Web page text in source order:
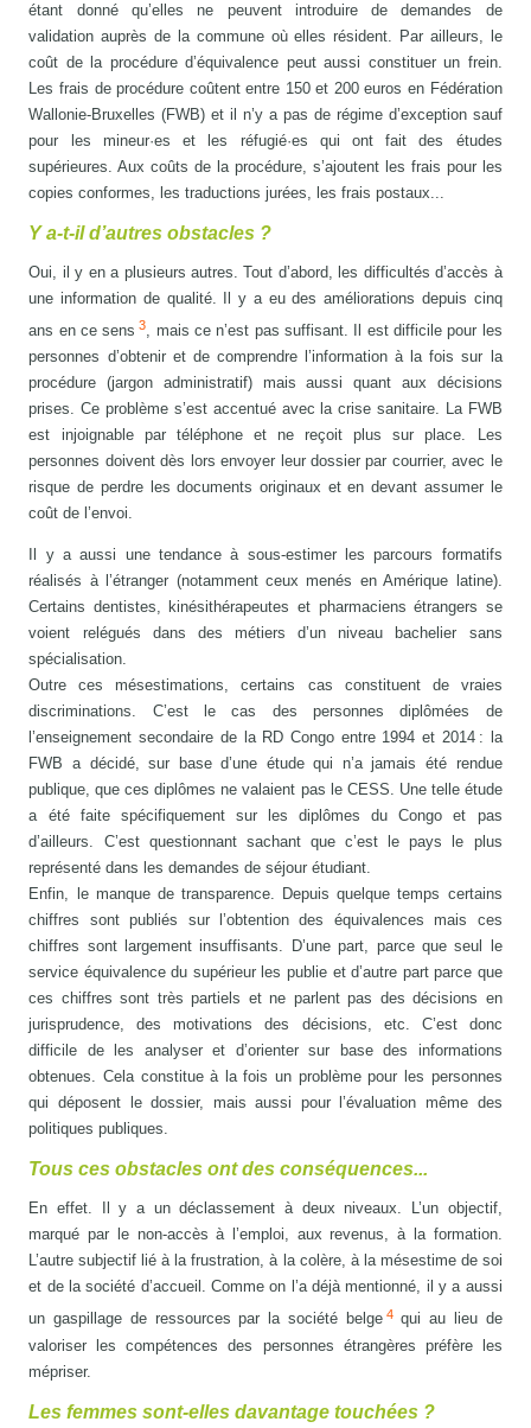
étant donné qu’elles ne peuvent introduire de demandes de
validation auprès de la commune où elles résident. Par ailleurs, le
coût de la procédure d’équivalence peut aussi constituer un frein.
Les frais de procédure coûtent entre 150 et 200 euros en Fédération
Wallonie-Bruxelles (FWB) et il n’y a pas de régime d’exception sauf
pour les mineur·es et les réfugié·es qui ont fait des études
supérieures. Aux coûts de la procédure, s’ajoutent les frais pour les
copies conformes, les traductions jurées, les frais postaux...
Y a-t-il d’autres obstacles ?
Oui, il y en a plusieurs autres. Tout d’abord, les difficultés d’accès à
une information de qualité. Il y a eu des améliorations depuis cinq
ans en ce sens3, mais ce n’est pas suffisant. Il est difficile pour les
personnes d’obtenir et de comprendre l’information à la fois sur la
procédure (jargon administratif) mais aussi quant aux décisions
prises. Ce problème s’est accentué avec la crise sanitaire. La FWB
est injoignable par téléphone et ne reçoit plus sur place. Les
personnes doivent dès lors envoyer leur dossier par courrier, avec le
risque de perdre les documents originaux et en devant assumer le
coût de l’envoi.
Il y a aussi une tendance à sous-estimer les parcours formatifs
réalisés à l’étranger (notamment ceux menés en Amérique latine).
Certains dentistes, kinésithérapeutes et pharmaciens étrangers se
voient relégués dans des métiers d’un niveau bachelier sans
spécialisation.
Outre ces mésestimations, certains cas constituent de vraies
discriminations. C’est le cas des personnes diplômées de
l’enseignement secondaire de la RD Congo entre 1994 et 2014 : la
FWB a décidé, sur base d’une étude qui n’a jamais été rendue
publique, que ces diplômes ne valaient pas le CESS. Une telle étude
a été faite spécifiquement sur les diplômes du Congo et pas
d’ailleurs. C’est questionnant sachant que c’est le pays le plus
représenté dans les demandes de séjour étudiant.
Enfin, le manque de transparence. Depuis quelque temps certains
chiffres sont publiés sur l’obtention des équivalences mais ces
chiffres sont largement insuffisants. D’une part, parce que seul le
service équivalence du supérieur les publie et d’autre part parce que
ces chiffres sont très partiels et ne parlent pas des décisions en
jurisprudence, des motivations des décisions, etc. C’est donc
difficile de les analyser et d’orienter sur base des informations
obtenues. Cela constitue à la fois un problème pour les personnes
qui déposent le dossier, mais aussi pour l’évaluation même des
politiques publiques.
Tous ces obstacles ont des conséquences...
En effet. Il y a un déclassement à deux niveaux. L’un objectif,
marqué par le non-accès à l’emploi, aux revenus, à la formation.
L’autre subjectif lié à la frustration, à la colère, à la mésestime de soi
et de la société d’accueil. Comme on l’a déjà mentionné, il y a aussi
un gaspillage de ressources par la société belge 4 qui au lieu de
valoriser les compétences des personnes étrangères préfère les
mépriser.
Les femmes sont-elles davantage touchées ?